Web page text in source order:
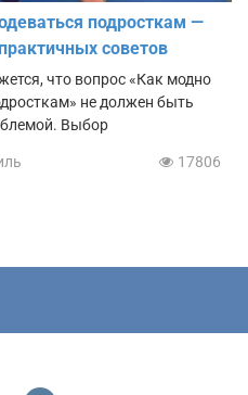
подросткам —
советов
что вопрос «Как модно
не должен быть
Выбор
17806